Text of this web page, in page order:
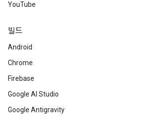
YouTube
빌드
Android
Chrome
Firebase
Google AI Studio
Google Antigravity